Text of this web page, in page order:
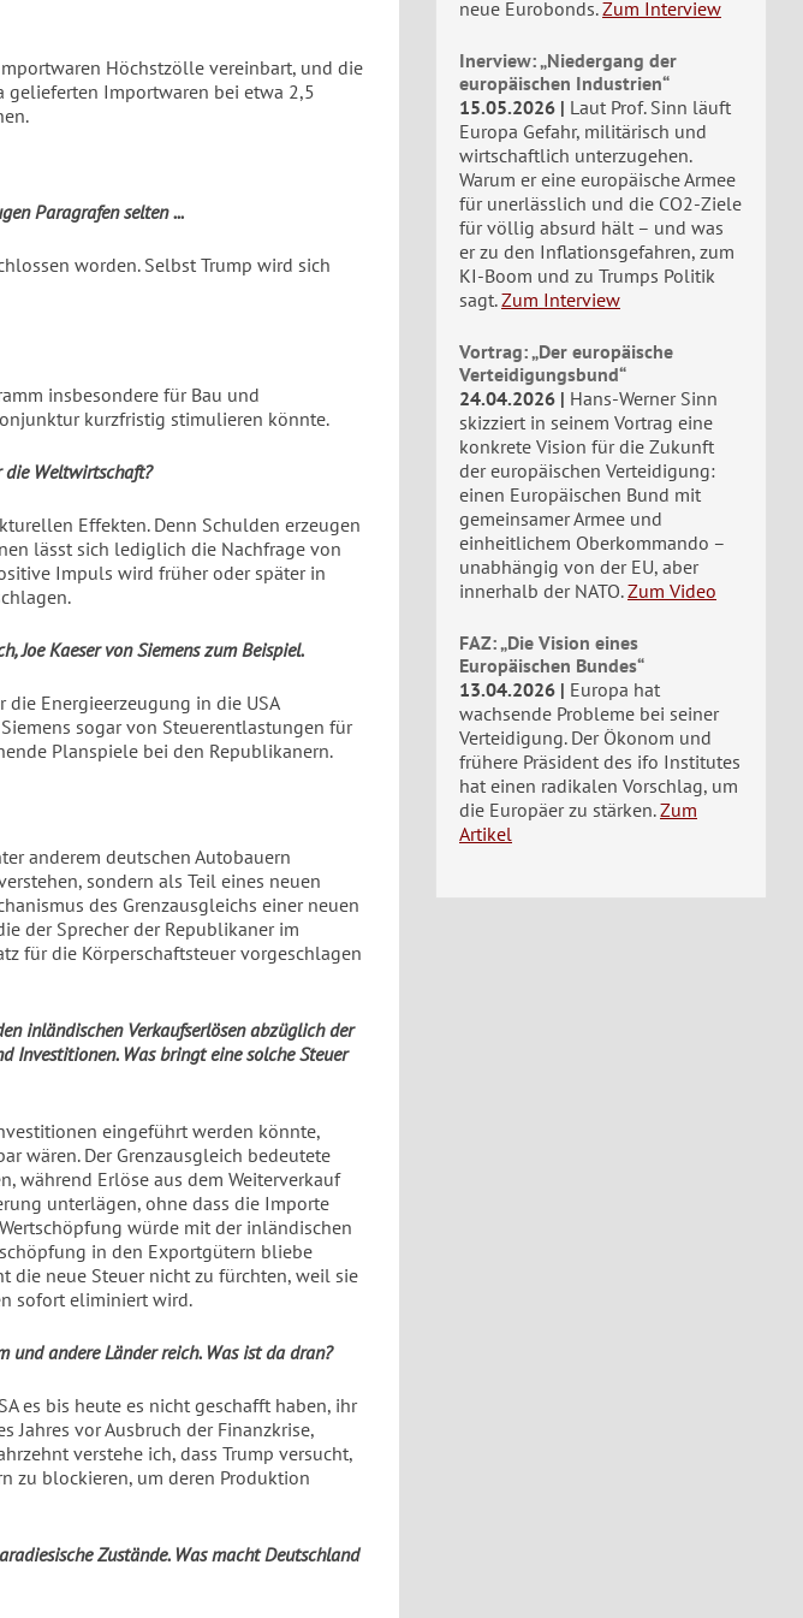
Höchstzölle vereinbart, und die
gelieferten Importwaren bei etwa 2,5
Paragrafen selten ...
worden. Selbst Trump wird sich
insbesondere für Bau und
kurzfristig stimulieren könnte.
die Weltwirtschaft?
Effekten. Denn Schulden erzeugen
lässt sich lediglich die Nachfrage von
Impuls wird früher oder später in
Joe Kaeser von Siemens zum Beispiel.
Energieerzeugung in die USA
sogar von Steuerentlastungen für
Planspiele bei den Republikanern.
anderem deutschen Autobauern
sondern als Teil eines neuen
des Grenzausgleichs einer neuen
der Sprecher der Republikaner im
für die Körperschaftsteuer vorgeschlagen
inländischen Verkaufserlösen abzüglich der
Investitionen. Was bringt eine solche Steuer
eingeführt werden könnte,
wären. Der Grenzausgleich bedeutete
während Erlöse aus dem Weiterverkauf
unterlägen, ohne dass die Importe
würde mit der inländischen
in den Exportgütern bliebe
die neue Steuer nicht zu fürchten, weil sie
sofort eliminiert wird.
und andere Länder reich. Was ist da dran?
es bis heute es nicht geschafft haben, ihr
vor Ausbruch der Finanzkrise,
verstehe ich, dass Trump versucht,
zu blockieren, um deren Produktion
Zustände. Was macht Deutschland
neue Eurobonds. Zum Interview
Inerview: „Niedergang der
europäischen Industrien“
15.05.2026
Laut Prof. Sinn läuft
Europa Gefahr, militärisch und
wirtschaftlich unterzugehen.
Warum er eine europäische Armee
für unerlässlich und die CO2-Ziele
für völlig absurd hält – und was
er zu den Inflationsgefahren, zum
KI-Boom und zu Trumps Politik
sagt. Zum Interview
Vortrag: „Der europäische
Verteidigungsbund“
24.04.2026
Hans-Werner Sinn
skizziert in seinem Vortrag eine
konkrete Vision für die Zukunft
der europäischen Verteidigung:
einen Europäischen Bund mit
gemeinsamer Armee und
einheitlichem Oberkommando –
unabhängig von der EU, aber
innerhalb der NATO. Zum Video
FAZ: „Die Vision eines
Europäischen Bundes“
13.04.2026
Europa hat
wachsende Probleme bei seiner
Verteidigung. Der Ökonom und
frühere Präsident des ifo Institutes
hat einen radikalen Vorschlag, um
die Europäer zu stärken. Zum
Artikel